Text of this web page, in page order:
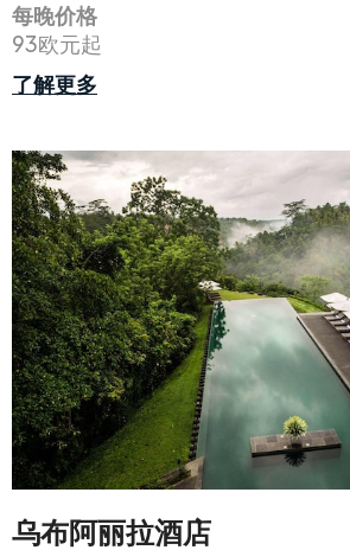
每晚价格
93欧元起
了解更多
乌布阿丽拉酒店